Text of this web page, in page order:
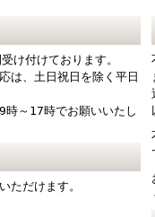
け付けております。
は、土日祝日を除く平日
時～17時でお願いいたし
ただけます。